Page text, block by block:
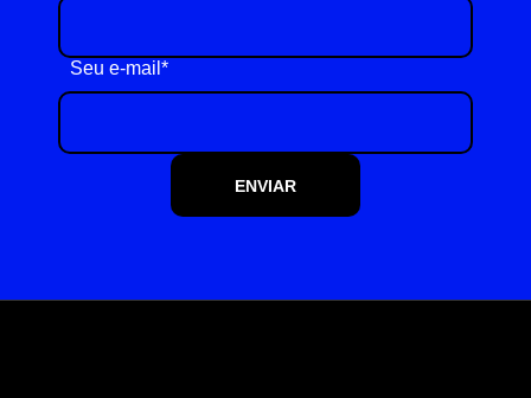
Seu e-mail*
ENVIAR